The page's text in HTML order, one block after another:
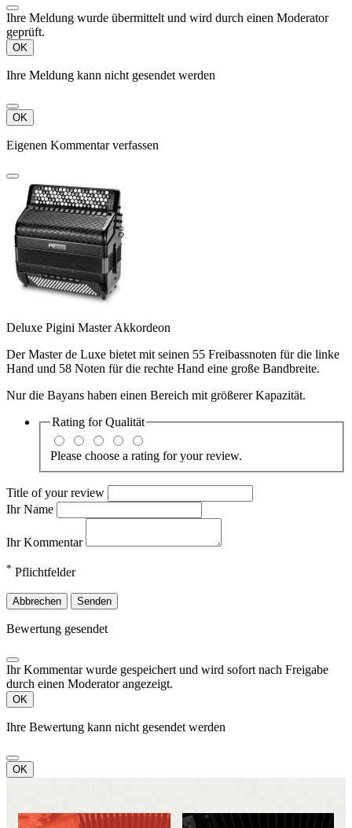
Ihre Meldung wurde übermittelt und wird durch einen Moderator
geprüft.
OK
Ihre Meldung kann nicht gesendet werden
OK
Eigenen Kommentar verfassen
Deluxe Pigini Master Akkordeon
Der Master de Luxe bietet mit seinen 55 Freibassnoten für die linke
Hand und 58 Noten für die rechte Hand eine große Bandbreite.
Nur die Bayans haben einen Bereich mit größerer Kapazität.
Rating forQualität
Please choose a rating for your review.
Title of your review
Ihr Name
Ihr Kommentar
* Pflichtfelder
Abbrechen Senden
Bewertung gesendet
Ihr Kommentar wurde gespeichert und wird sofort nach Freigabe
durch einen Moderator angezeigt.
OK
Ihre Bewertung kann nicht gesendet werden
OK